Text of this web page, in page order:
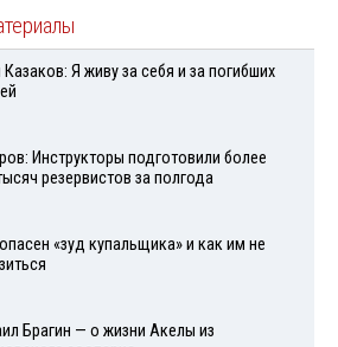
Казаков: Я живу за себя и за погибших
Инструкторы подготовили более
резервистов за полгода
«зуд купальщика» и как им не
Брагин — о жизни Акелы из